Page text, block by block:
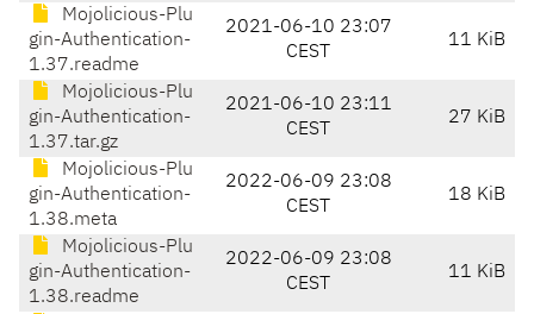
Mojolicious-Plu
gin-Authentication-
1.37.readme
2021-06-10 23:07
CEST
11 KiB
Mojolicious-Plu
gin-Authentication-
1.37.tar.gz
2021-06-10 23:11
CEST
27 KiB
Mojolicious-Plu
gin-Authentication-
1.38.meta
2022-06-09 23:08
CEST
18 KiB
Mojolicious-Plu
gin-Authentication-
1.38.readme
2022-06-09 23:08
CEST
11 KiB